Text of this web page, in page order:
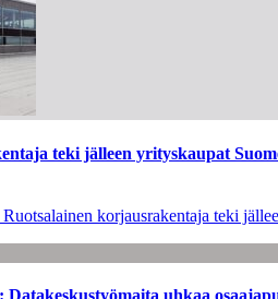
teki jälleen yrityskaupat
korjausrakentaja teki